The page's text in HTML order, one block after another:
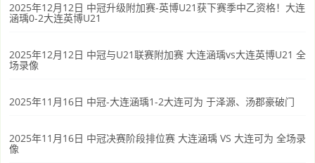
2025年12月12日 中冠升级附加赛-英博U21获下赛季中乙资格！大连
涵瑀0-2大连英博U21
2025年12月12日 中冠与U21联赛附加赛 大连涵瑀vs大连英博U21 全
场录像
2025年11月16日 中冠-大连涵瑀1-2大连可为 于泽源、汤郡豪破门
2025年11月16日 中冠决赛阶段排位赛 大连涵瑀 VS 大连可为 全场录
像